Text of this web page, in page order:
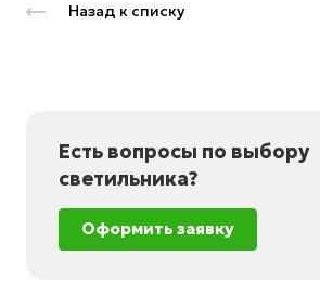
Назад к списку
Есть вопросы по выбору
светильника?
Оформить заявку